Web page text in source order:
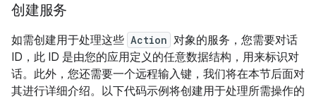
创建服务
如需创建用于处理这些 Action 对象的服务，您需要对话
ID，此 ID 是由您的应用定义的任意数据结构，用来标识对
话。此外，您还需要一个远程输入键，我们将在本节后面对
其进行详细介绍。以下代码示例将创建用于处理所需操作的